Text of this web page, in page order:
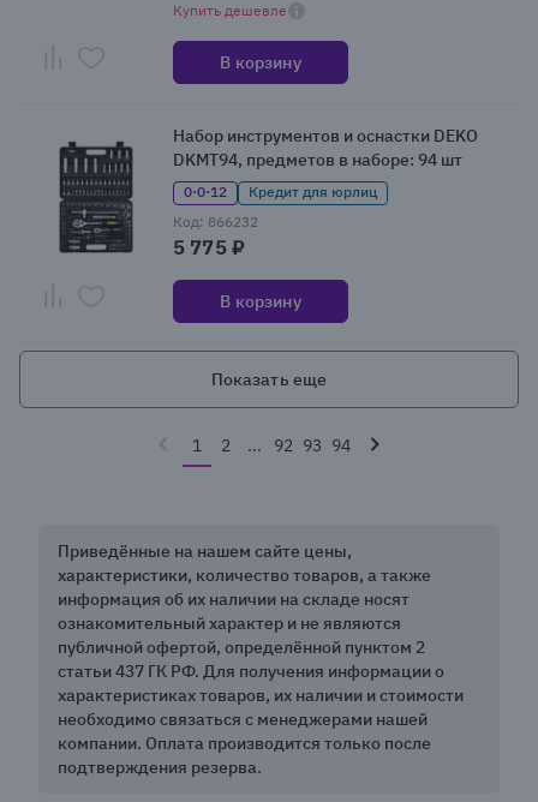
Купить дешевле
В корзину
Набор инструментов и оснастки DEKO
DKMT94, предметов в наборе: 94 шт
0·0·12
Кредит для юрлиц
Код: 866232
5 775 ₽
В корзину
Показать еще
1 2 ... 92 93 94
Приведённые на нашем сайте цены,
характеристики, количество товаров, а также
информация об их наличии на складе носят
ознакомительный характер и не являются
публичной офертой, определённой пунктом 2
статьи 437 ГК РФ. Для получения информации о
характеристиках товаров, их наличии и стоимости
необходимо связаться с менеджерами нашей
компании. Оплата производится только после
подтверждения резерва.